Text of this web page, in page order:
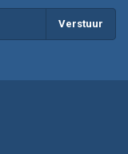
Verstuur